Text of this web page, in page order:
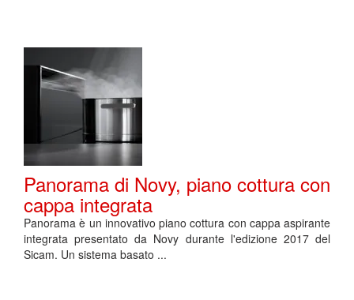
Panorama di Novy, piano cottura con
cappa integrata
Panorama è un innovativo piano cottura con cappa aspirante
integrata presentato da Novy durante l'edizione 2017 del
Sicam. Un sistema basato ...